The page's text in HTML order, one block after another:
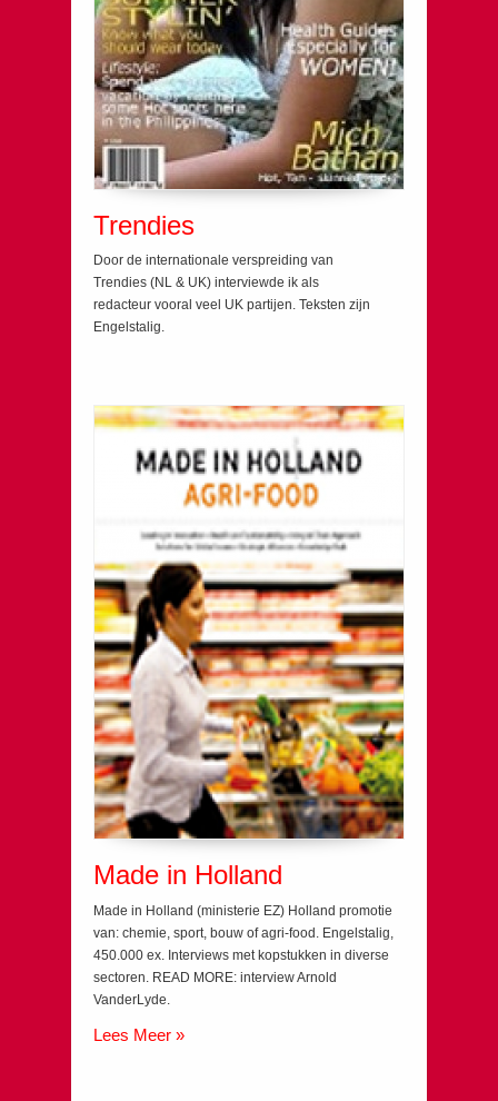
Trendies
Door de internationale verspreiding van
Trendies (NL & UK) interviewde ik als
redacteur vooral veel UK partijen. Teksten zijn
Engelstalig.
Made in Holland
Made in Holland (ministerie EZ) Holland promotie
van: chemie, sport, bouw of agri-food. Engelstalig,
450.000 ex. Interviews met kopstukken in diverse
sectoren. READ MORE: interview Arnold
VanderLyde.
Lees Meer »